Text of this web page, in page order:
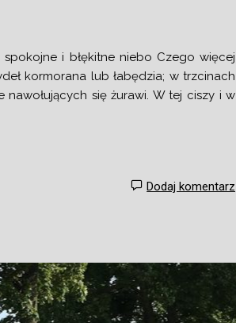
spokojne i błękitne niebo Czego więcej
kormorana lub łabędzia; w trzcinach
się żurawi. W tej ciszy i w
Dodaj komentarz